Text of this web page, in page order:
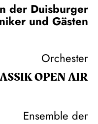
der Duisburger
und Gästen
Orchester
OPEN AIR
Ensemble der